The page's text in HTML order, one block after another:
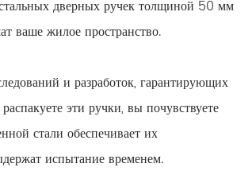
дверных ручек толщиной 50 мм
ваше жилое пространство.
и разработок, гарантирующих
эти ручки, вы почувствуете
стали обеспечивает их
испытание временем.